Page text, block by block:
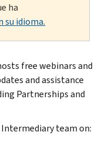
ha
su idioma.
free webinars and
and assistance
Partnerships and
team on: